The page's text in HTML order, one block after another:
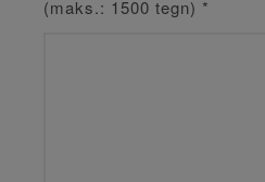
(maks.: 1500 tegn) *